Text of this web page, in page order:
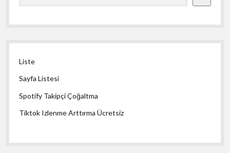
Liste
Sayfa Listesi
Spotify Takipçi Çoğaltma
Tiktok Izlenme Arttırma Ücretsiz